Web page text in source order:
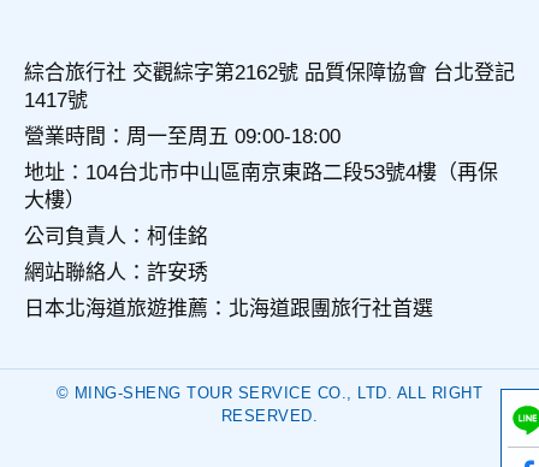
綜合旅行社 交觀綜字第2162號 品質保障協會 台北登記
1417號
營業時間：周一至周五 09:00-18:00
地址：104台北市中山區南京東路二段53號4樓（再保
大樓）
公司負責人：柯佳銘
網站聯絡人：許安琇
日本北海道旅遊推薦：北海道跟團旅行社首選
© MING-SHENG TOUR SERVICE CO., LTD. ALL RIGHT
RESERVED.